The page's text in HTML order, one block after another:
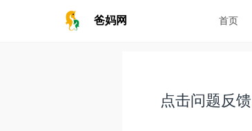
爸妈网 首页
点击问题反馈